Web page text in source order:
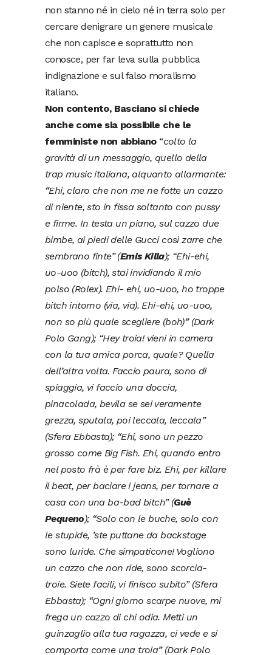
non stanno né in cielo né in terra solo per
cercare denigrare un genere musicale
che non capisce e soprattutto non
conosce, per far leva sulla pubblica
indignazione e sul falso moralismo
italiano.
Non contento, Basciano si chiede
anche come sia possibile che le
femministe non abbiano“colto la
gravità di un messaggio, quello della
trap music italiana, alquanto allarmante:
“Ehi, claro che non me ne fotte un cazzo
di niente, sto in fissa soltanto con pussy
e firme. In testa un piano, sul cazzo due
bimbe, ai piedi delle Gucci così zarre che
sembrano finte” (Emis Killa); “Ehi-ehi,
uo-uoo (bitch), stai invidiando il mio
polso (Rolex). Ehi- ehi, uo-uoo, ho troppe
bitch intorno (via, via). Ehi-ehi, uo-uoo,
non so più quale scegliere (boh)” (Dark
Polo Gang); “Hey troia! vieni in camera
con la tua amica porca, quale? Quella
dell’altra volta. Faccio paura, sono di
spiaggia, vi faccio una doccia,
pinacolada, bevila se sei veramente
grezza, sputala, poi leccala, leccala”
(Sfera Ebbasta); “Ehi, sono un pezzo
grosso come Big Fish. Ehi, quando entro
nel posto frà è per fare biz. Ehi, per killare
il beat, per baciare i jeans, per tornare a
casa con una ba-bad bitch” (Guè
Pequeno); “Solo con le buche, solo con
le stupide, ’ste puttane da backstage
sono luride. Che simpaticone! Vogliono
un cazzo che non ride, sono scorcia-
troie. Siete facili, vi finisco subito” (Sfera
Ebbasta); “Ogni giorno scarpe nuove, mi
frega un cazzo di chi odia. Metti un
guinzaglio alla tua ragazza, ci vede e si
comporta come una troia” (Dark Polo